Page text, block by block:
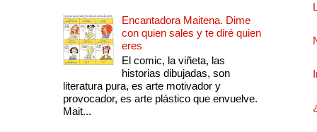
Encantadora Maitena. Dime
con quien sales y te diré quien
eres
El comic, la viñeta, las
historias dibujadas, son
literatura pura, es arte motivador y
provocador, es arte plástico que envuelve.
Mait...